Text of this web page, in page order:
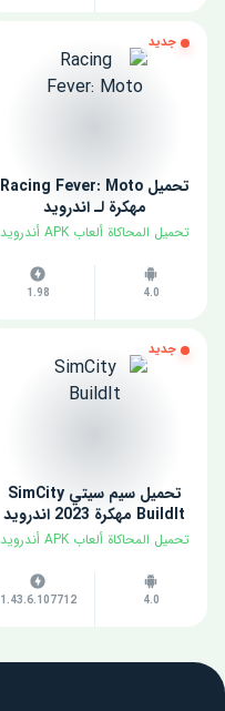
جديد
تحميل Racing Fever: Moto
مهكرة لـ اندرويد
تحميل المحاكاة ألعاب APK أندرويد
4.0
1.98
جديد
تحميل سيم سيتي SimCity
BuildIt مهكرة 2023 اندرويد
تحميل المحاكاة ألعاب APK أندرويد
4.0
1.43.6.107712